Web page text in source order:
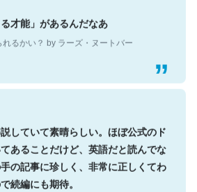
才能」があるんだなあ
していて素晴らしい。ほぼ公式のド
あることだけど、英語だと読んでな
の記事に珍しく、非常に正しくてわ
続編にも期待。